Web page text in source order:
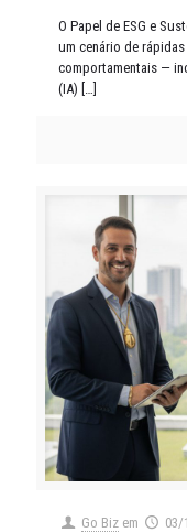
O Papel de ESG e
um cenário de
comportamentais —
(IA) […]
Go Biz em 03/